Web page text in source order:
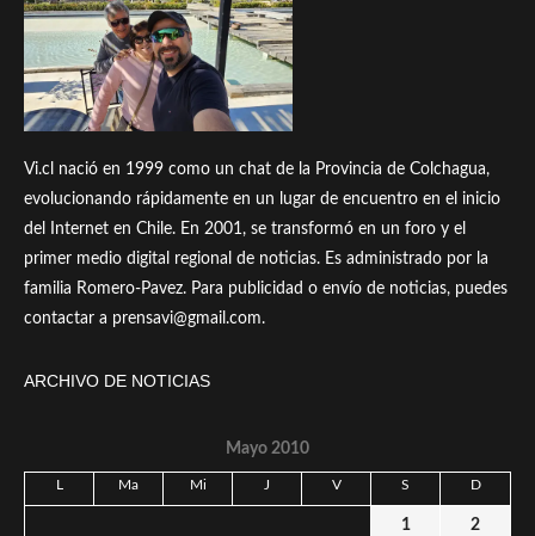
Vi.cl nació en 1999 como un chat de la Provincia de Colchagua,
evolucionando rápidamente en un lugar de encuentro en el inicio
del Internet en Chile. En 2001, se transformó en un foro y el
primer medio digital regional de noticias. Es administrado por la
familia Romero-Pavez. Para publicidad o envío de noticias, puedes
contactar a prensavi@gmail.com.
ARCHIVO DE NOTICIAS
Mayo 2010
L Ma Mi J V S D
1 2